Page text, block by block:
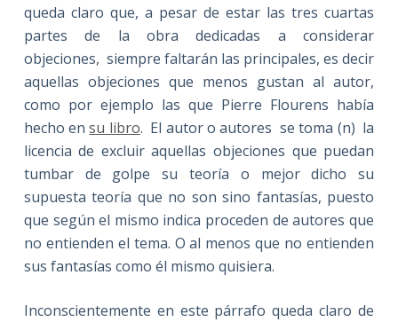
queda claro que, a pesar de estar las tres cuartas
partes de la obra dedicadas a considerar
objeciones, siempre faltarán las principales, es decir
aquellas objeciones que menos gustan al autor,
como por ejemplo las que Pierre Flourens había
hecho ensu libro. El autor o autores se toma (n) la
licencia de excluir aquellas objeciones que puedan
tumbar de golpe su teoría o mejor dicho su
supuesta teoría que no son sino fantasías, puesto
que según el mismo indica proceden de autores que
no entienden el tema. O al menos que no entienden
sus fantasías como él mismo quisiera.
Inconscientemente en este párrafo queda claro de